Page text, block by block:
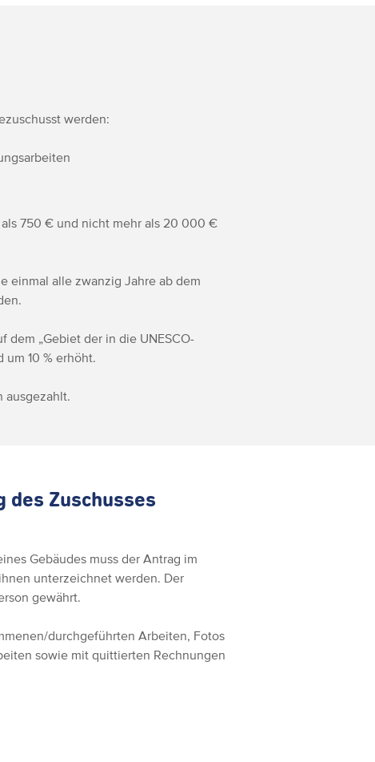
werden:
750 € und nicht mehr als 20 000 €
einmal alle zwanzig Jahre ab dem
dem „Gebiet der in die UNESCO-
10 % erhöht.
ausgezahlt.
des Zuschusses
Gebäudes muss der Antrag im
unterzeichnet werden. Der
gewährt.
durchgeführten Arbeiten, Fotos
sowie mit quittierten Rechnungen